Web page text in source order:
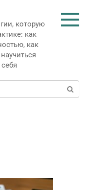
которую
как
как